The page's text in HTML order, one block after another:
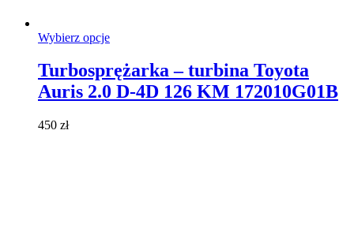
Wybierz opcjeTen
ma
wiele
wariantów.
Turbosprężarka – turbina Toyota
Auris 2.0 D-4D 126 KM 172010G01B
450 zł